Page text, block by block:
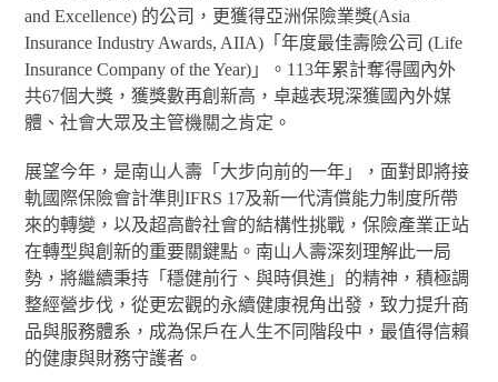
and Excellence) 的公司，更獲得亞洲保險業獎(Asia
Insurance Industry Awards, AIIA)「年度最佳壽險公司 (Life
Insurance Company of the Year)」。113年累計奪得國內外
共67個大獎，獲獎數再創新高，卓越表現深獲國內外媒
體、社會大眾及主管機關之肯定。
展望今年，是南山人壽「大步向前的一年」，面對即將接
軌國際保險會計準則IFRS 17及新一代清償能力制度所帶
來的轉變，以及超高齡社會的結構性挑戰，保險產業正站
在轉型與創新的重要關鍵點。南山人壽深刻理解此一局
勢，將繼續秉持「穩健前行、與時俱進」的精神，積極調
整經營步伐，從更宏觀的永續健康視角出發，致力提升商
品與服務體系，成為保戶在人生不同階段中，最值得信賴
的健康與財務守護者。